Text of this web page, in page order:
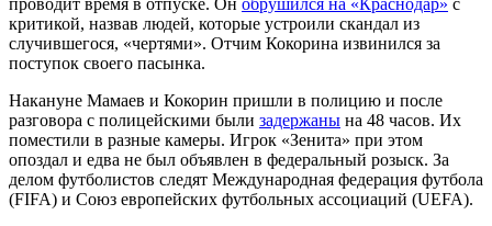
проводит время в отпуске. Он обрушился на «Краснодар» с
критикой, назвав людей, которые устроили скандал из
случившегося, «чертями». Отчим Кокорина извинился за
поступок своего пасынка.
Накануне Мамаев и Кокорин пришли в полицию и после
разговора с полицейскими были задержаны на 48 часов. Их
поместили в разные камеры. Игрок «Зенита» при этом
опоздал и едва не был объявлен в федеральный розыск. За
делом футболистов следят Международная федерация футбола
(FIFA) и Союз европейских футбольных ассоциаций (UEFA).